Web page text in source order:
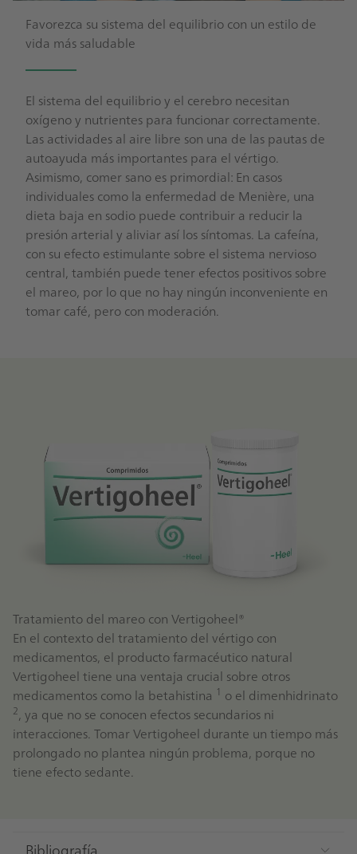
Favorezca su sistema del equilibrio con un estilo de
vida más saludable
El sistema del equilibrio y el cerebro necesitan
oxígeno y nutrientes para funcionar correctamente.
Las actividades al aire libre son una de las pautas de
autoayuda más importantes para el vértigo.
Asimismo, comer sano es primordial: En casos
individuales como la enfermedad de Menière, una
dieta baja en sodio puede contribuir a reducir la
presión arterial y aliviar así los síntomas. La cafeína,
con su efecto estimulante sobre el sistema nervioso
central, también puede tener efectos positivos sobre
el mareo, por lo que no hay ningún inconveniente en
tomar café, pero con moderación.
Tratamiento del mareo con Vertigoheel®
En el contexto del tratamiento del vértigo con
medicamentos, el producto farmacéutico natural
Vertigoheel tiene una ventaja crucial sobre otros
medicamentos como la betahistina 1 o el dimenhidrinato
2, ya que no se conocen efectos secundarios ni
interacciones. Tomar Vertigoheel durante un tiempo más
prolongado no plantea ningún problema, porque no
tiene efecto sedante.
Bibliografía